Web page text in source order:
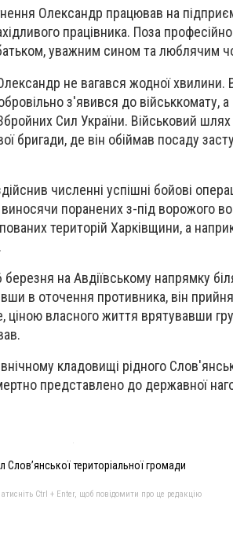
Олександр працював на
працівника. Поза
уважним сином та люблячим
не вагався жодної хвилини.
з'явився до військкомату,
Сил України. Військовий шлях
бригади, де він обіймав посаду
численні успішні бойові
поранених з-під ворожого
територій Харківщини, а
на Авдіївському напрямку
в оточення противника, він
ціною власного життя врятувавши
кладовищі рідного
представлено до державної
Слов’янської територіальної громади
Ctrl + Enter, щоб повідомити про це редакцію